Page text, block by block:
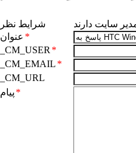
شرایط نظر
سایت دارند
عنوان *
_CM_USER *
_CM_EMAIL *
_CM_URL
پیام *